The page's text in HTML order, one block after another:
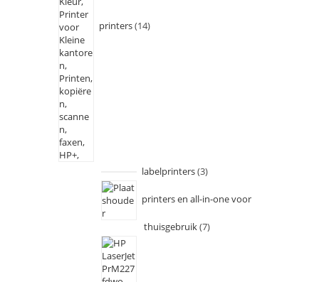
printers 14
labelprinters 3
printers en all-in-one voor
thuisgebruik 7